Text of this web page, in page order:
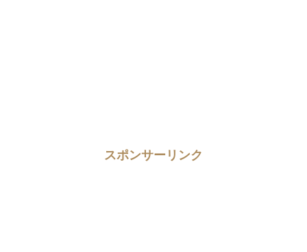
スポンサーリンク